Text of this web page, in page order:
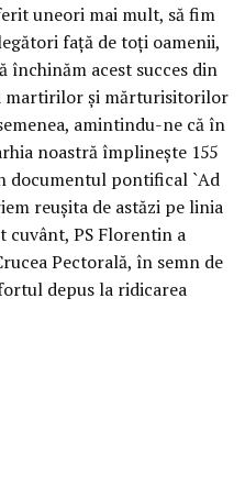
uneori mai mult, să fim
faţă de toţi oamenii,
închinăm acest succes din
martirilor şi mărturisitorilor
amintindu-ne că în
noastră împlineşte 155
documentul pontifical `Ad
reuşita de astăzi pe linia
cuvânt, PS Florentin a
Pectorală, în semn de
depus la ridicarea